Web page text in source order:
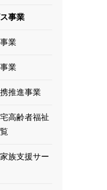
事業
業
業
推進事業
高齢者福祉
族支援サー